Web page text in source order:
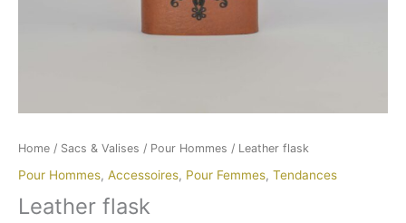
Home / Sacs & Valises / Pour Hommes / Leather flask
Pour Hommes, Accessoires, Pour Femmes, Tendances
Leather flask